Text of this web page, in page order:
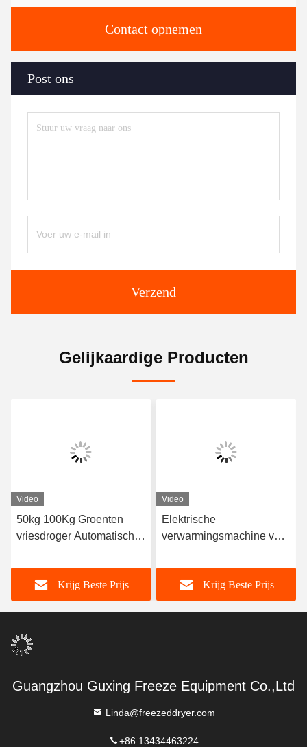
Contact opnemen
Post ons
Verzend
Gelijkaardige Producten
Video
50kg 100Kg Groenten
vriesdroger Automatische
machine voor industriële
Krijg Beste Prijs
Video
Elektrische
verwarmingsmachine voor
siliconengroenten
Krijg Beste Prijs
Guangzhou Guxing Freeze Equipment Co.,Ltd
Linda@freezeddryer.com
+86 13434463224